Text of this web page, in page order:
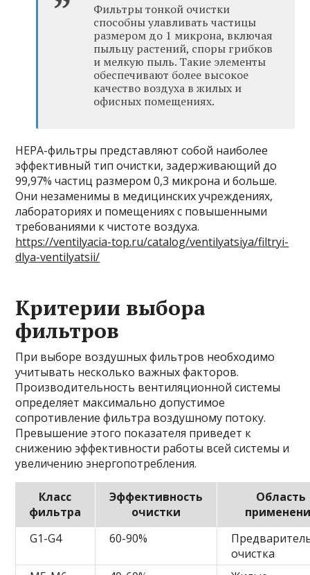
Фильтры тонкой очистки
способны улавливать частицы
размером до 1 микрона, включая
пыльцу растений, споры грибков
и мелкую пыль. Такие элементы
обеспечивают более высокое
качество воздуха в жилых и
офисных помещениях.
HEPA-фильтры представляют собой наиболее
эффективный тип очистки, задерживающий до
99,97% частиц размером 0,3 микрона и больше.
Они незаменимы в медицинских учреждениях,
лабораториях и помещениях с повышенными
требованиями к чистоте воздуха.
https://ventilyacia-top.ru/catalog/ventilyatsiya/filtryi-
dlya-ventilyatsii/
Критерии выбора
фильтров
При выборе воздушных фильтров необходимо
учитывать несколько важных факторов.
Производительность вентиляционной системы
определяет максимально допустимое
сопротивление фильтра воздушному потоку.
Превышение этого показателя приведет к
снижению эффективности работы всей системы и
увеличению энергопотребления.
Класс
фильтра
Эффективность
очистки
Область
G1-G4
60-90%
очистка